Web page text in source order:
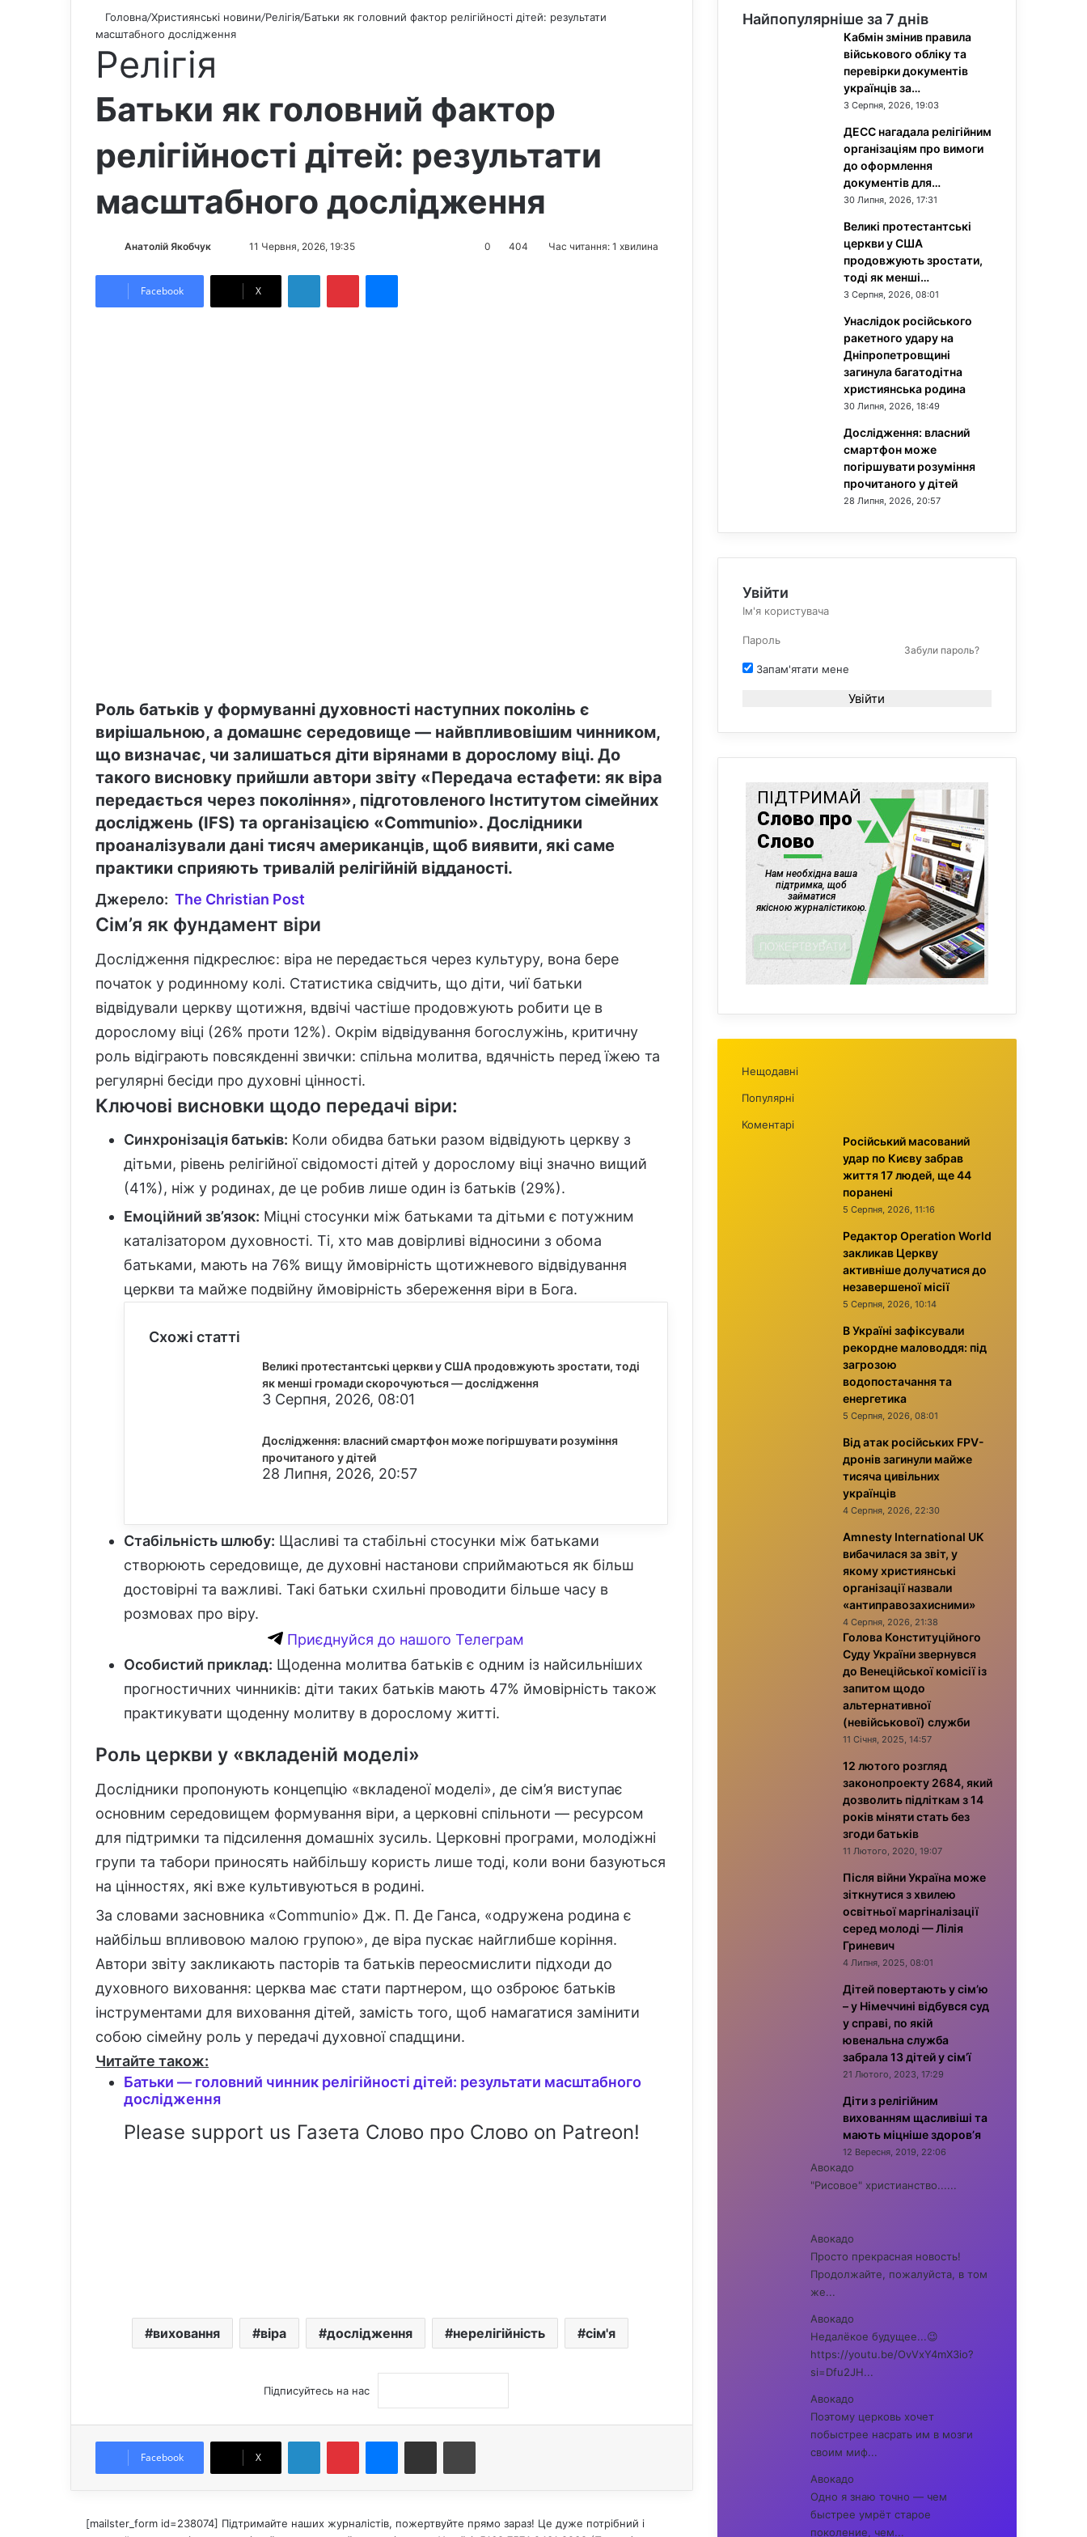
Головна/Християнські новини/Релігія/Батьки як головний фактор релігійності дітей: результати
масштабного дослідження
Релігія
Батьки як головний фактор
релігійності дітей: результати
масштабного дослідження
Анатолій Якобчук
l d
11 Червня, 2026, 19:35 0 404 Час читання: 1 хвилина
Facebook X
Роль батьків у формуванні духовності наступних поколінь є
вирішальною, а домашнє середовище — найвпливовішим чинником,
що визначає, чи залишаться діти вірянами в дорослому віці. До
такого висновку прийшли автори звіту «Передача естафети: як віра
передається через покоління», підготовленого Інститутом сімейних
досліджень (IFS) та організацією «Communio». Дослідники
проаналізували дані тисяч американців, щоб виявити, які саме
практики сприяють тривалій релігійній відданості.
Джерело: The Christian Post
Сім’я як фундамент віри
Дослідження підкреслює: віра не передається через культуру, вона бере
початок у родинному колі. Статистика свідчить, що діти, чиї батьки
відвідували церкву щотижня, вдвічі частіше продовжують робити це в
дорослому віці (26% проти 12%). Окрім відвідування богослужінь, критичну
роль відіграють повсякденні звички: спільна молитва, вдячність перед їжею та
регулярні бесіди про духовні цінності.
Ключові висновки щодо передачі віри:
Синхронізація батьків: Коли обидва батьки разом відвідують церкву з
дітьми, рівень релігійної свідомості дітей у дорослому віці значно вищий
(41%), ніж у родинах, де це робив лише один із батьків (29%).
Емоційний зв’язок: Міцні стосунки між батьками та дітьми є потужним
каталізатором духовності. Ті, хто мав довірливі відносини з обома
батьками, мають на 76% вищу ймовірність щотижневого відвідування
церкви та майже подвійну ймовірність збереження віри в Бога.
Схожі статті
Великі протестантські церкви у США продовжують зростати, тоді
як менші громади скорочуються — дослідження
3 Серпня, 2026, 08:01
Дослідження: власний смартфон може погіршувати розуміння
прочитаного у дітей
28 Липня, 2026, 20:57
Стабільність шлюбу: Щасливі та стабільні стосунки між батьками
створюють середовище, де духовні настанови сприймаються як більш
достовірні та важливі. Такі батьки схильні проводити більше часу в
розмовах про віру.
Приєднуйся до нашого Телеграм
Особистий приклад: Щоденна молитва батьків є одним із найсильніших
прогностичних чинників: діти таких батьків мають 47% ймовірність також
практикувати щоденну молитву в дорослому житті.
Роль церкви у «вкладеній моделі»
Дослідники пропонують концепцію «вкладеної моделі», де сім’я виступає
основним середовищем формування віри, а церковні спільноти — ресурсом
для підтримки та підсилення домашніх зусиль. Церковні програми, молодіжні
групи та табори приносять найбільшу користь лише тоді, коли вони базуються
на цінностях, які вже культивуються в родині.
За словами засновника «Communio» Дж. П. Де Ганса, «одружена родина є
найбільш впливовою малою групою», де віра пускає найглибше коріння.
Автори звіту закликають пасторів та батьків переосмислити підходи до
духовного виховання: церква має стати партнером, що озброює батьків
інструментами для виховання дітей, замість того, щоб намагатися замінити
собою сімейну роль у передачі духовної спадщини.
Читайте також:
Батьки — головний чинник релігійності дітей: результати масштабного
дослідження
Please support us Газета Слово про Слово on Patreon!
виховання віра дослідження нерелігійність сім'я
Підписуйтесь на нас
Facebook X
Поділитися електронною поштою
[mailster_form id=238074] Підтримайте наших журналістів, пожертвуйте прямо зараз! Це дуже потрібний і
Найпопулярніше за 7 днів
Кабмін змінив правила
військового обліку та
перевірки документів
українців за…
3 Серпня, 2026, 19:03
ДЕСС нагадала релігійним
організаціям про вимоги
до оформлення
документів для…
30 Липня, 2026, 17:31
Великі протестантські
церкви у США
продовжують зростати,
тоді як менші…
3 Серпня, 2026, 08:01
Унаслідок російського
ракетного удару на
Дніпропетровщині
загинула багатодітна
християнська родина
30 Липня, 2026, 18:49
Дослідження: власний
смартфон може
погіршувати розуміння
прочитаного у дітей
28 Липня, 2026, 20:57
Увійти
Забули пароль?
Запам'ятати мене
Увійти
Нещодавні
Популярні
Коментарі
Російський масований
удар по Києву забрав
життя 17 людей, ще 44
поранені
5 Серпня, 2026, 11:16
Редактор Operation World
закликав Церкву
активніше долучатися до
незавершеної місії
5 Серпня, 2026, 10:14
В Україні зафіксували
рекордне маловоддя: під
загрозою
водопостачання та
енергетика
5 Серпня, 2026, 08:01
Від атак російських FPV-
дронів загинули майже
тисяча цивільних
українців
4 Серпня, 2026, 22:30
Amnesty International UK
вибачилася за звіт, у
якому християнські
організації назвали
«антиправозахисними»
4 Серпня, 2026, 21:38
Голова Конституційного
Суду України звернувся
до Венеційської комісії із
запитом щодо
альтернативної
(невійськової) служби
11 Січня, 2025, 14:57
12 лютого розгляд
законопроекту 2684, який
дозволить підліткам з 14
років міняти стать без
згоди батьків
11 Лютого, 2020, 19:07
Після війни Україна може
зіткнутися з хвилею
освітньої маргіналізації
серед молоді — Лілія
Гриневич
4 Липня, 2025, 08:01
Дітей повертають у сім’ю
– у Німеччині відбувся суд
у справі, по якій
ювенальна служба
забрала 13 дітей у сім’ї
21 Лютого, 2023, 17:29
Діти з релігійним
вихованням щасливіші та
мають міцніше здоров’я
12 Вересня, 2019, 22:06
Авокадо
"Рисовое" христианство......
Авокадо
Просто прекрасная новость!
Продолжайте, пожалуйста, в том
же...
Авокадо
Недалёкое будущее...😉
https://youtu.be/OvVxY4mX3io?
si=Dfu2JH...
Авокадо
Поэтому церковь хочет
побыстрее насрать им в мозги
своим миф...
Авокадо
Одно я знаю точно — чем
быстрее умрёт старое
поколение, чем...